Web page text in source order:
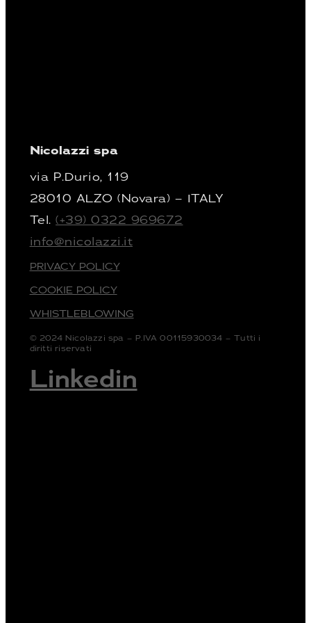
Nicolazzi spa
via P.Durio, 119
28010 ALZO (Novara) – ITALY
Tel.(+39) 0322 969672
info@nicolazzi.it
PRIVACY POLICY
COOKIE POLICY
WHISTLEBLOWING
© 2024 Nicolazzi spa – P.IVA 00115930034 – Tutti i
diritti riservati
Linkedin